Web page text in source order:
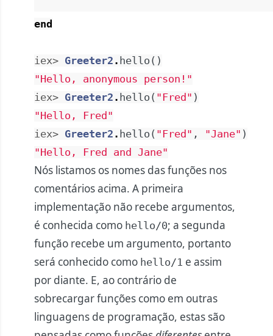
end
iex> Greeter2 . hello ( )
"Hello, anonymous person!"
iex> Greeter2 . hello ( "Fred" )
"Hello, Fred"
iex> Greeter2 . hello ( "Fred" , "Jane" )
"Hello, Fred and Jane"
Nós listamos os nomes das funções nos
comentários acima. A primeira
implementação não recebe argumentos,
é conhecida como hello/0; a segunda
função recebe um argumento, portanto
será conhecido como hello/1 e assim
por diante. E, ao contrário de
sobrecargar funções como em outras
linguagens de programação, estas são